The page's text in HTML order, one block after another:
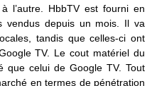
l’autre. HbbTV est fourni en
vendus depuis un mois. Il va
tandis que celles-ci ont
TV. Le cout matériel du
que celui de Google TV. Tout
en termes de pénétration